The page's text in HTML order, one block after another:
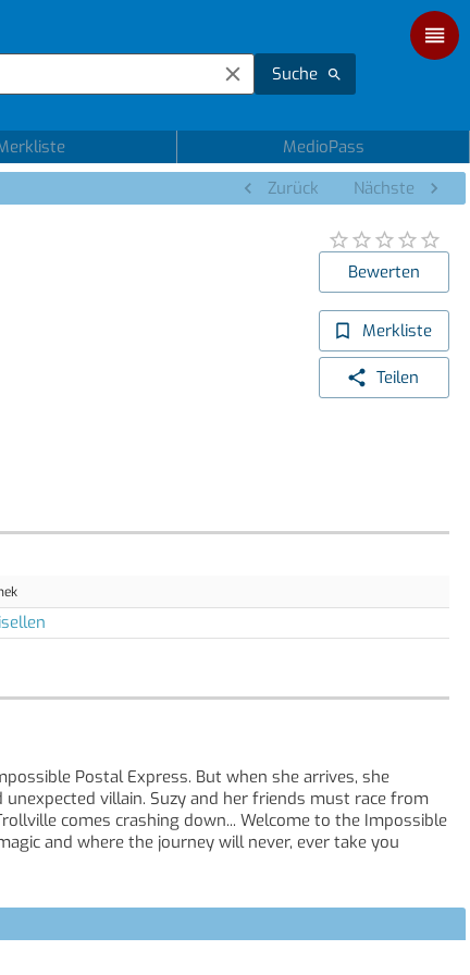
Suche
MedioPass
Zurück Nächste
Bewerten
Merkliste
Teilen
Postal Express. But when she arrives, she
villain. Suzy and her friends must race from
comes crashing down... Welcome to the Impossible
and where the journey will never, ever take you